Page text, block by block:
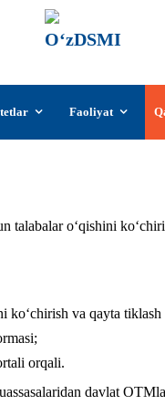
Faoliyat
talabalar o‘qishini
ko‘chirish va qayta tiklash
orqali.
davlat